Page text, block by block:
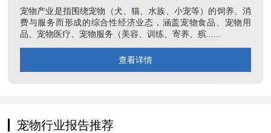
宠物产业是指围绕宠物（犬、猫、水族、小宠等）的饲养、消
费与服务而形成的综合性经济业态，涵盖宠物食品、宠物用
品、宠物医疗、宠物服务（美容、训练、寄养、殡......
查看详情
宠物行业报告推荐